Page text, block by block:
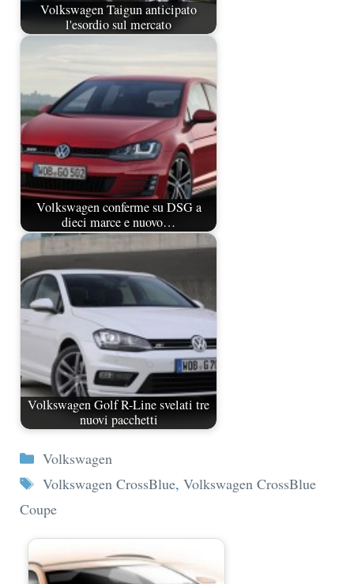
Volkswagen Taigun anticipato
l'esordio sul mercato
Volkswagen conferme su DSG a
dieci marce e nuovo…
Volkswagen Golf R-Line svelati tre
nuovi pacchetti
Categorie
Volkswagen
Tag
Volkswagen CrossBlue, Volkswagen CrossBlue
Coupe